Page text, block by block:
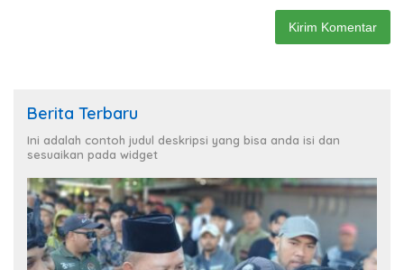
Berita Terbaru
Ini adalah contoh judul deskripsi yang bisa anda isi dan
sesuaikan pada widget